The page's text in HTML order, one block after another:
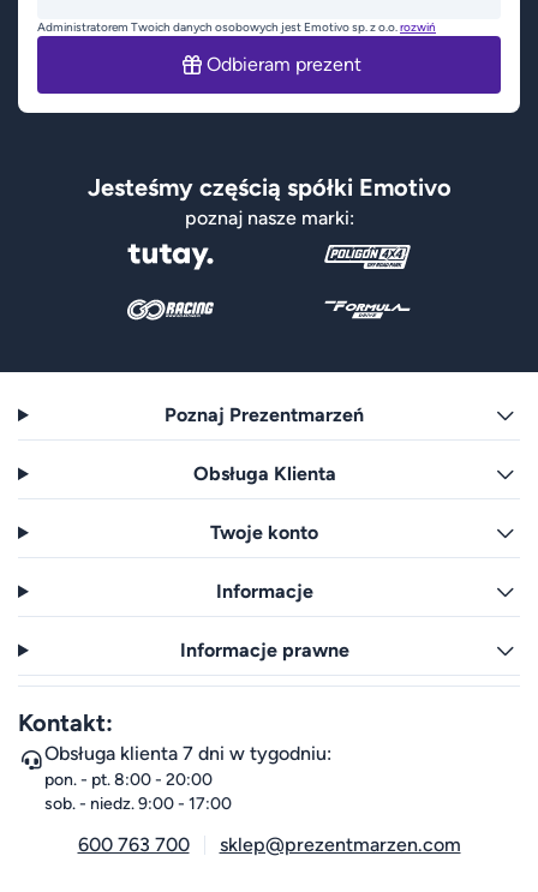
Administratorem Twoich danych osobowych jest Emotivo sp. z o.o.rozwiń
Odbieram prezent
Jesteśmy częścią spółki Emotivo
poznaj nasze marki:
Poznaj Prezentmarzeń
Obsługa Klienta
Twoje konto
Informacje
Informacje prawne
Kontakt:
Obsługa klienta 7 dni w tygodniu:
pon. - pt. 8:00 - 20:00
sob. - niedz. 9:00 - 17:00
600 763 700 sklep@prezentmarzen.com